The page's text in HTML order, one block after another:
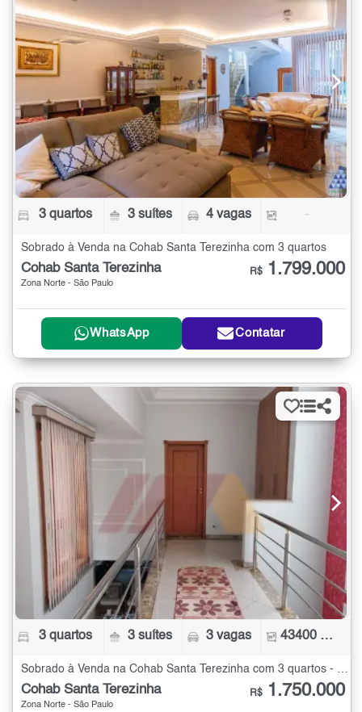
3 quartos 3 suítes 4 vagas -
Sobrado à Venda na Cohab Santa Terezinha com 3 quartos
Cohab Santa Terezinha
Zona Norte - São Paulo
R$ 1.799.000
WhatsApp Contatar
3 quartos 3 suítes 3 vagas 43400 m²
Sobrado à Venda na Cohab Santa Terezinha com 3 quartos - 43400 m²
Cohab Santa Terezinha
Zona Norte - São Paulo
R$ 1.750.000